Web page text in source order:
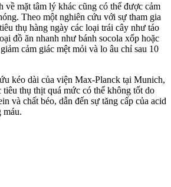
về mặt tâm lý khác cũng có thể được cảm
Theo một nghiên cứu với sự tham gia
thụ hàng ngày các loại trái cây như táo
đồ ăn nhanh như bánh socola xốp hoặc
cảm giác mệt mỏi và lo âu chỉ sau 10
kéo dài của viện Max-Planck tại Munich,
thụ thịt quá mức có thể không tốt do
và chất béo, dẫn đến sự tăng cấp của acid
máu.